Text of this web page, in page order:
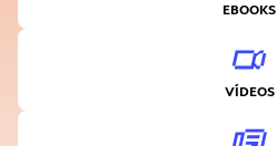
EBOOKS
VÍDEOS